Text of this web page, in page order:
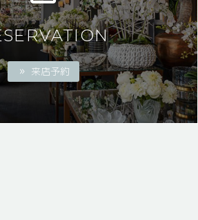
来店予約